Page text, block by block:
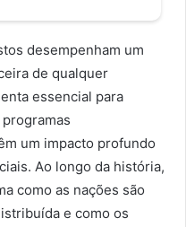
desempenham um
de qualquer
essencial para
um impacto profundo
Ao longo da história,
como as nações são
e como os